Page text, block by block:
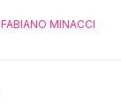
l’esclusiva di
FABIANO MINACCI